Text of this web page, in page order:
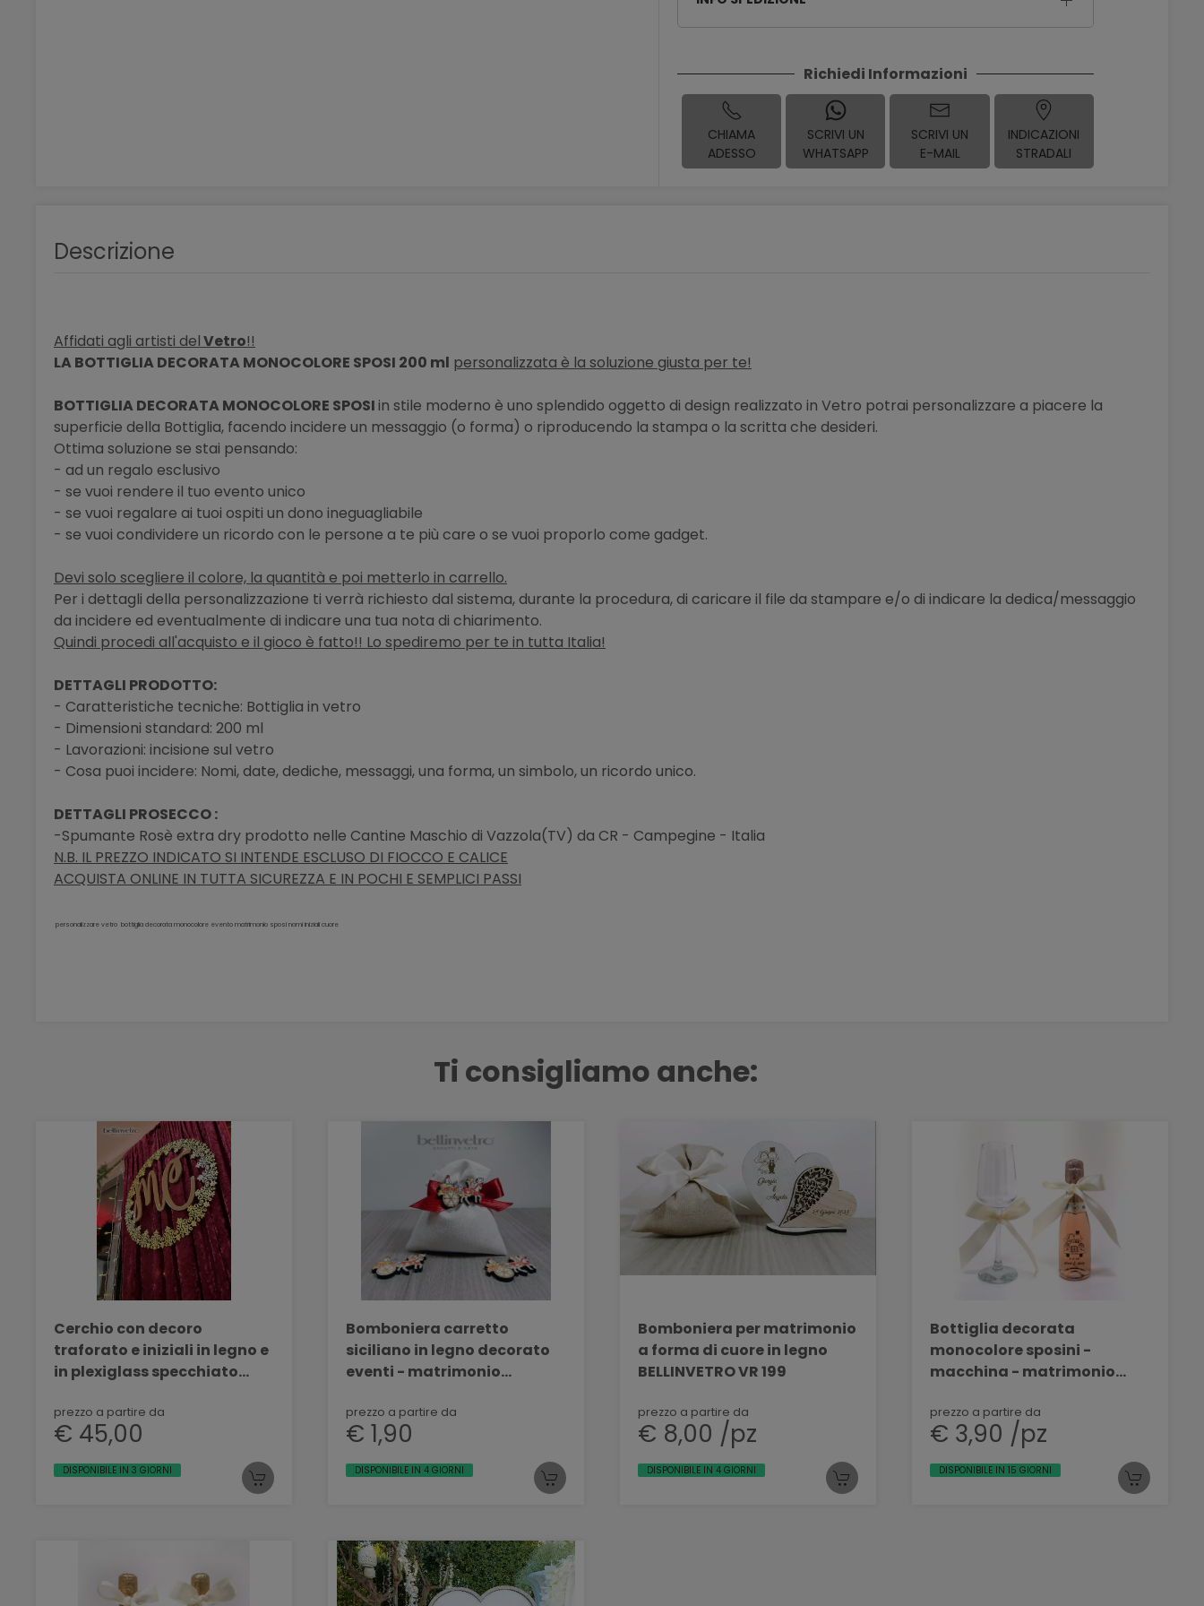
Richiedi Informazioni
CHIAMA
ADESSO
SCRIVI UN
WHATSAPP
SCRIVI UN
E-MAIL
INDICAZIONI
STRADALI
Descrizione
Affidati agli artisti delVetro!!
LA BOTTIGLIA DECORATA MONOCOLORE SPOSI 200 ml personalizzata è la soluzione giusta per te!
BOTTIGLIA DECORATA MONOCOLORE SPOSIin stile moderno è uno splendido oggetto di design realizzato in Vetro potrai personalizzare a piacere la
superficie della Bottiglia, facendo incidere un messaggio (o forma) o riproducendo la stampa o la scritta che desideri.
Ottima soluzione se stai pensando:
- ad un regalo esclusivo
- se vuoi rendere il tuo evento unico
- se vuoi regalare ai tuoi ospiti un dono ineguagliabile
- se vuoi condividere un ricordo con le persone a te più care o se vuoi proporlo come gadget.
Devi solo scegliere il colore, la quantità e poi metterlo in carrello.
Per i dettagli della personalizzazione ti verrà richiesto dal sistema, durante la procedura, di caricare il file da stampare e/o di indicare la dedica/messaggio
da incidere ed eventualmente di indicare una tua nota di chiarimento.
Quindi procedi all'acquisto e il gioco è fatto!! Lo spediremo per te in tutta Italia!
DETTAGLI PRODOTTO:
- Caratteristiche tecniche: Bottiglia in vetro
- Dimensioni standard: 200 ml
- Lavorazioni: incisione sul vetro
- Cosa puoi incidere: Nomi, date, dediche, messaggi, una forma, un simbolo, un ricordo unico.
DETTAGLI PROSECCO :
-Spumante Rosè extra dry prodotto nelle Cantine Maschio di Vazzola(TV) da CR - Campegine - Italia
N.B. IL PREZZO INDICATO SI INTENDE ESCLUSO DI FIOCCO E CALICE
ACQUISTA ONLINE IN TUTTA SICUREZZA E IN POCHI E SEMPLICI PASSI
personalizzare vetro bottiglia decorata monocolore evento matrimonio sposi nomi iniziali cuore
Ti consigliamo anche:
Cerchio con decoro
traforato e iniziali in legno e
in plexiglass specchiato
161
prezzo a partire da
€ 45,00
DISPONIBILE IN 3 GIORNI
Bomboniera carretto
siciliano in legno decorato
eventi - matrimonio
prezzo a partire da
€ 1,90
DISPONIBILE IN 4 GIORNI
Bomboniera per matrimonio
a forma di cuore in legno
BELLINVETRO VR 199
prezzo a partire da
€ 8,00 /pz
DISPONIBILE IN 4 GIORNI
Bottiglia decorata
monocolore sposini -
macchina - matrimonio
60
prezzo a partire da
€ 3,90 /pz
DISPONIBILE IN 15 GIORNI